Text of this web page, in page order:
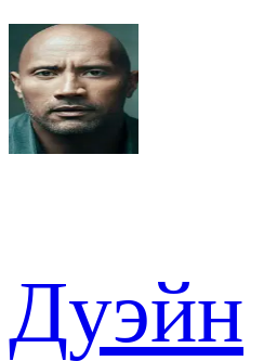
Дуэйн